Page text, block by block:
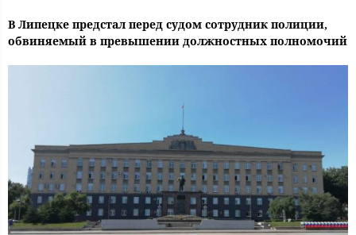
В Липецке предстал перед судом сотрудник полиции,
обвиняемый в превышении должностных полномочий